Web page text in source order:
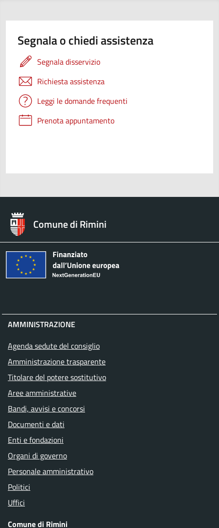
Segnala o chiedi assistenza
Segnala disservizio
Richiesta assistenza
Leggi le domande frequenti
Prenota appuntamento
Comune di Rimini
AMMINISTRAZIONE
Agenda sedute del consiglio
Amministrazione trasparente
Titolare del potere sostitutivo
Aree amministrative
Bandi, avvisi e concorsi
Documenti e dati
Enti e fondazioni
Organi di governo
Personale amministrativo
Politici
Uffici
Comune di Rimini